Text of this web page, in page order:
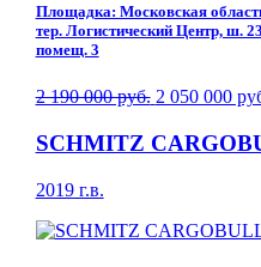
Площадка: Московская
тер. Логистический Центр, ш.
помещ. 3
2 190 000 руб. 2 050 000
SCHMITZ
2019 г.в.